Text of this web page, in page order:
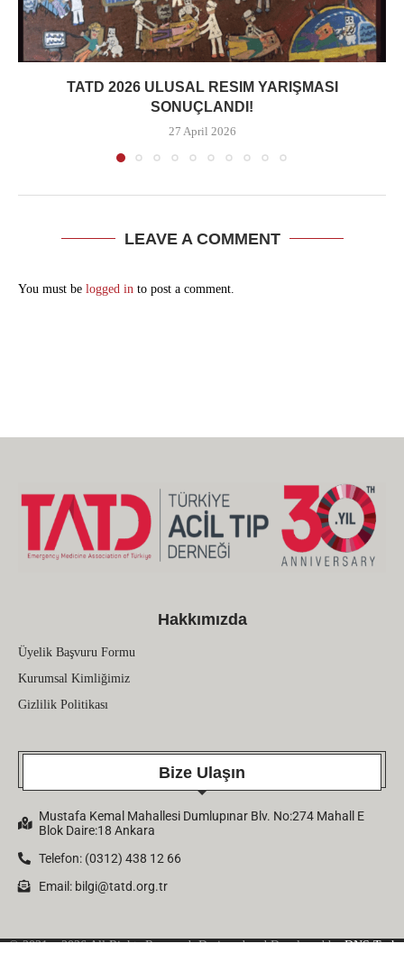
TATD 2026 ULUSAL RESIM YARIŞMASI
SONUÇLANDI!
27 April 2026
LEAVE A COMMENT
You must be logged in to post a comment.
Hakkımızda
Üyelik Başvuru Formu
Kurumsal Kimliğimiz
Gizlilik Politikası
Bize Ulaşın
Mustafa Kemal Mahallesi Dumlupınar Blv. No:274 Mahall E
Blok Daire:18 Ankara
Telefon: (0312) 438 12 66
Email: bilgi@tatd.org.tr
© 2021 – 2026 All Rights Reserved. Designed and Developed byDNS Tech